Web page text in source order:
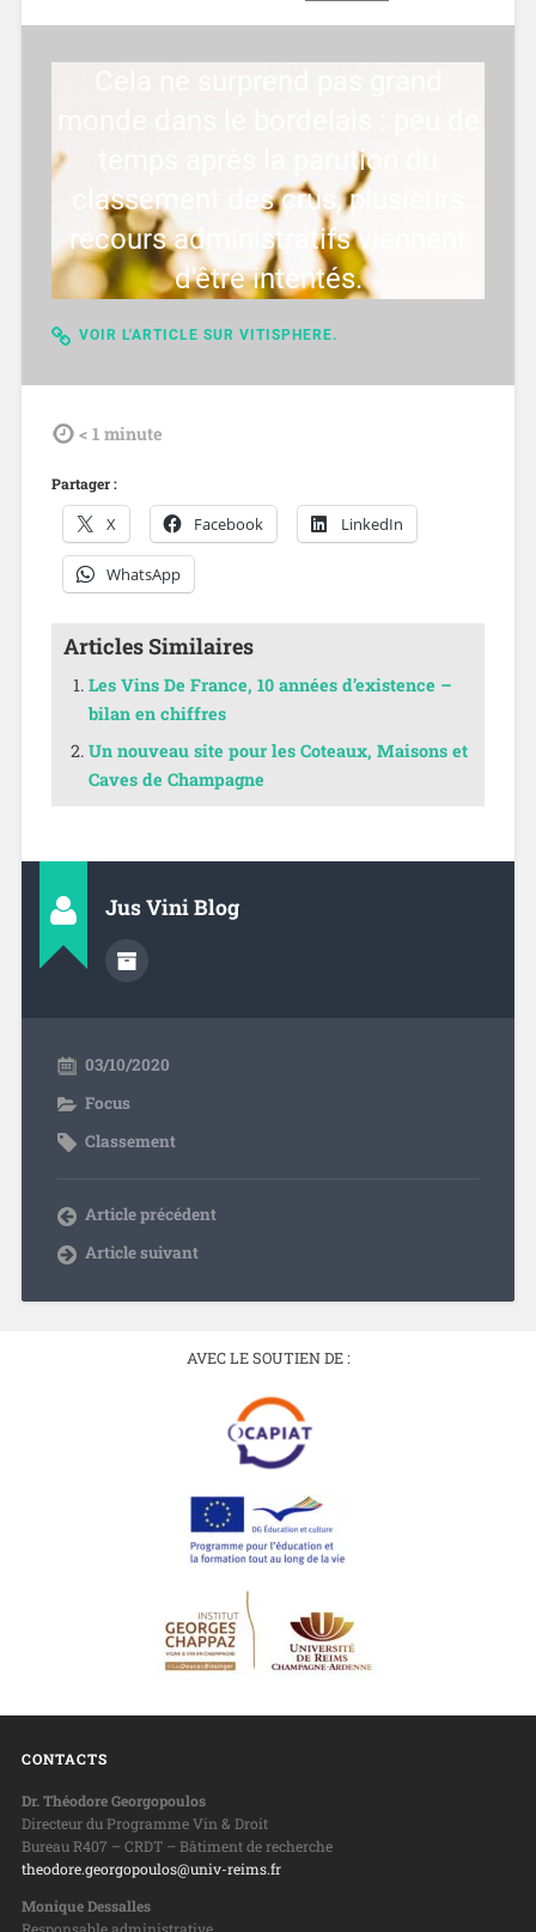
temps après la parution du
classement des crus, plusieurs
recours administratifs viennent
d'être intentés.
VOIR L'ARTICLE SUR VITISPHERE.
tdl < 1 minute
Partager :
X Facebook LinkedIn
WhatsApp
Articles Similaires
Les Vins De France, 10 années d’existence –
bilan en chiffres
Un nouveau site pour les Coteaux, Maisons et
Caves de Champagne
Jus Vini Blog
03/10/2020
Focus
Classement
Article précédent
Article suivant
AVEC LE SOUTIEN DE :
CONTACTS
Dr. Théodore Georgopoulos
Directeur du Programme Vin & Droit
Bureau R407 – CRDT – Bâtiment de recherche
theodore.georgopoulos@univ-reims.fr
Monique Dessalles
Responsable administrative